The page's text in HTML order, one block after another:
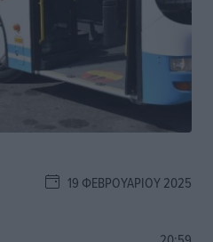
19 ΦΕΒΡΟΥΑΡΊΟΥ 2025